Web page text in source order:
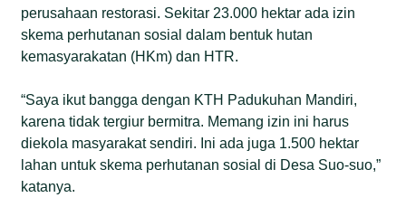
perusahaan restorasi. Sekitar 23.000 hektar ada izin
skema perhutanan sosial dalam bentuk hutan
kemasyarakatan (HKm) dan HTR.
“Saya ikut bangga dengan KTH Padukuhan Mandiri,
karena tidak tergiur bermitra. Memang izin ini harus
diekola masyarakat sendiri. Ini ada juga 1.500 hektar
lahan untuk skema perhutanan sosial di Desa Suo-suo,”
katanya.